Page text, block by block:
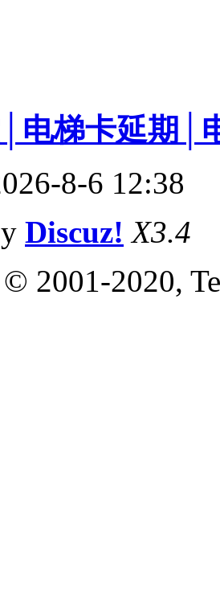
电梯卡延期│
8-6 12:38
Discuz! X3.4
2001-2020,